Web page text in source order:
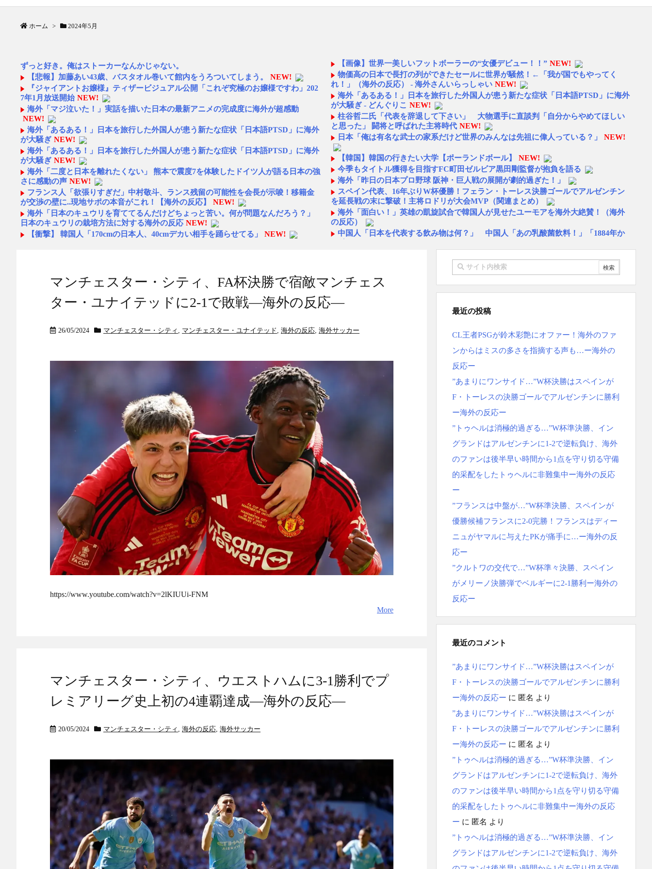
ホーム > 2024年5月
ずっと好き。俺はストーカーなんかじゃない。
【悲報】加藤あい43歳、バスタオル巻いて館内をうろついてしまう。
NEW!
『ジャイアントお嬢様』ティザービジュアル公開「これぞ究極のお嬢様ですわ」202
7年1月放送開始 NEW!
海外「マジ泣いた！」実話を描いた日本の最新アニメの完成度に海外が超感動
NEW!
海外「あるある！」日本を旅行した外国人が患う新たな症状「日本語PTSD」に海外
が大騒ぎ NEW!
海外「あるある！」日本を旅行した外国人が患う新たな症状「日本語PTSD」に海外
が大騒ぎ NEW!
海外「二度と日本を離れたくない」 熊本で震度7を体験したドイツ人が語る日本の強
さに感動の声 NEW!
フランス人「欲張りすぎだ」中村敬斗、ランス残留の可能性を会長が示唆！移籍金
が交渉の壁に..現地サポの本音がこれ！【海外の反応】
NEW!
海外「日本のキュウリを育ててるんだけどちょっと苦い。何が問題なんだろう？」
日本のキュウリの栽培方法に対する海外の反応 NEW!
【衝撃】 韓国人「170cmの日本人、40cmデカい相手を踊らせてる」
NEW!
なくダメージを受けてしまい……
海外「日本旅行で捺してきたスタンプをクッションカバーにしてみた！」一風変わ
った日本旅行の記念品のアイディアに対する海外の反応 NEW!
【絶望】イオンモール熊本爆発事故「本当のことを…」遺族語る
NEW!
【朗報】DAZNさん、サッカーW杯で加入者数5倍に 視聴者数は6700万人 総視聴
NEW!
NEW!
物価高の日本で長打の列ができたセールに世界が騒然！←「我が国でもやってく
れ！」（海外の反応） - 海外さんいらっしゃい
物価高の日本で長打の列ができたセールに世界が騒然！←「我が国でもやってく
れ！」（海外の反応） - 海外さんいらっしゃい NEW!
大久保佳代子「休みの日はだいたい…」まさかの習慣を暴露ｗｗｗ NEW!
危険物乙4さん合格率30%の難関試験になる NEW!
海外「史上最高のゲームだと思ってる。そのうえで誰にも勧めない」満点なのに人
警備ロボットの最適解は一輪走行かもしれない - カラパイア NEW!
韓国警察、大韓サッカー協会を家宅捜索 代表監督選考巡り
NEW!
海外「昨日の日本プロ野球 阪神・巨人戦の展開が劇的過ぎた！」
日本人がアメリカで歴史的快挙！中国人「恐ろしすぎる」「人間にこんなことが可
能なのか？」「サッカーで例えるなら…」【海外の反応】
日本人がアメリカで歴史的快挙！中国人「恐ろしすぎる」「人間にこんなことが可
能なのか？」「サッカーで例えるなら…」【海外の反応】
【E-1選手権】日本、韓国に1-0で勝利し、全勝で連覇達成！ジャーメインのゴールを
守り切る！
The Show Must Go On: Coping with Success and Failure in Showbiz
【日本代表】ボーフム浅野が日本に重要な勝利をもたらす！ドイツ紙
Powered by livedoor 相互RSS
【画像】世界一美しいフットボーラーの“女優デビュー！！” NEW!
物価高の日本で長打の列ができたセールに世界が騒然！←「我が国でもやってく
れ！」（海外の反応） - 海外さんいらっしゃい NEW!
海外「あるある！」日本を旅行した外国人が患う新たな症状「日本語PTSD」に海外
が大騒ぎ - どんぐりこ NEW!
柱谷哲二氏「代表を辞退して下さい」 大物選手に直談判「自分からやめてほしい
と思った」 闘将と呼ばれた主将時代 NEW!
日本「俺は有名な武士の家系だけど世界のみんなは先祖に偉人っている？」
NEW!
【韓国】韓国の行きたい大学【ポーランドボール】
NEW!
今季もタイトル獲得を目指すFC町田ゼルビア黒田剛監督が抱負を語る
海外「昨日の日本プロ野球 阪神・巨人戦の展開が劇的過ぎた！」
スペイン代表、16年ぶりW杯優勝！フェラン・トーレス決勝ゴールでアルゼンチン
を延長戦の末に撃破！主将ロドリが大会MVP（関連まとめ）
海外「面白い！」英雄の凱旋試合で韓国人が見せたユーモアを海外大絶賛！（海外
の反応）
中国人「日本を代表する飲み物は何？」 中国人「あの乳酸菌飲料！」「1884年か
◆悲報◆マドリーFWロドリゴ残留希望もアロンソ監督はベンチ漬けへ「インド料理
ばかり食ってるからだ」by スペイン紙
「また浅野の時の走り方」 リュディガー走法で60m超爆走、ピッチ横断話題「ちゃ
海外「オチが多すぎ！」日本を不買する韓国の矛盾に海外が大爆笑
仰天！驚きの23層バウムクーヘンがすごい-韓国製「こんなの見たことない!」「私の
人生の目的が完成」海外の反応
【韓国の反応】「M6.1の地震被害を受けても、次の日の朝には日常に戻っている
【海外の反応】 エンゼルス大谷、満塁で勝負を避けられる 敬遠か四球か？！
今シーズンのキャプテンはMF竹内涼に決定！副キャプテンはテセ・六反・河井の3
日本の国宝を見た韓国人の反応ｗｗｗｗｗｗｗｗｗｗｗｗｗ
マンチェスター・シティ、FA杯決勝で宿敵マンチェス
ター・ユナイテッドに2-1で敗戦―海外の反応―
26/05/2024 マンチェスター・シティ , マンチェスター・ユナイテッド , 海外の反応, 海外サッカー
https://www.youtube.com/watch?v=2lKIUUi-FNM
More
マンチェスター・シティ、ウエストハムに3-1勝利でプ
レミアリーグ史上初の4連覇達成―海外の反応―
20/05/2024 マンチェスター・シティ , 海外の反応, 海外サッカー
最近の投稿
CL王者PSGが鈴木彩艶にオファー！海外のファ
ンからはミスの多さを指摘する声も…ー海外の
反応ー
”あまりにワンサイド…”W杯決勝はスペインが
F・トーレスの決勝ゴールでアルゼンチンに勝利
ー海外の反応ー
”トゥヘルは消極的過ぎる…”W杯準決勝、イン
グランドはアルゼンチンに1-2で逆転負け、海外
のファンは後半早い時間から1点を守り切る守備
的采配をしたトゥヘルに非難集中ー海外の反応
ー
”フランスは中盤が…”W杯準決勝、スペインが
優勝候補フランスに2-0完勝！フランスはディー
ニュがヤマルに与えたPKが痛手に…ー海外の反
応ー
”クルトワの交代で…”W杯準々決勝、スペイン
がメリーノ決勝弾でベルギーに2-1勝利ー海外の
反応ー
最近のコメント
”あまりにワンサイド…”W杯決勝はスペインが
F・トーレスの決勝ゴールでアルゼンチンに勝利
ー海外の反応ー に 匿名 より
”あまりにワンサイド…”W杯決勝はスペインが
F・トーレスの決勝ゴールでアルゼンチンに勝利
ー海外の反応ー に 匿名 より
”トゥヘルは消極的過ぎる…”W杯準決勝、イン
グランドはアルゼンチンに1-2で逆転負け、海外
のファンは後半早い時間から1点を守り切る守備
的采配をしたトゥヘルに非難集中ー海外の反応
ー に 匿名 より
”トゥヘルは消極的過ぎる…”W杯準決勝、イン
グランドはアルゼンチンに1-2で逆転負け、海外